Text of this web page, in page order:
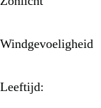
Windgevoeligheid
Leeftijd: